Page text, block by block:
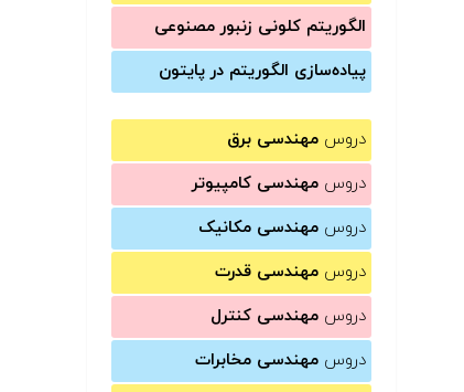
الگوریتم کلونی زنبور مصنوعی
پیاده‌سازی الگوریتم در پایتون
دروس مهندسی برق
دروس مهندسی کامپیوتر
دروس مهندسی مکانیک
دروس مهندسی قدرت
دروس مهندسی کنترل
دروس مهندسی مخابرات